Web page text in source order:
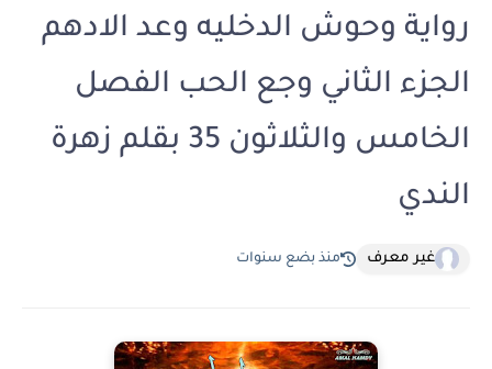
رواية وحوش الدخليه وعد الادهم
الجزء الثاني وجع الحب الفصل
الخامس والثلاثون 35 بقلم زهرة
الندي
غير معرف منذ بضع سنوات